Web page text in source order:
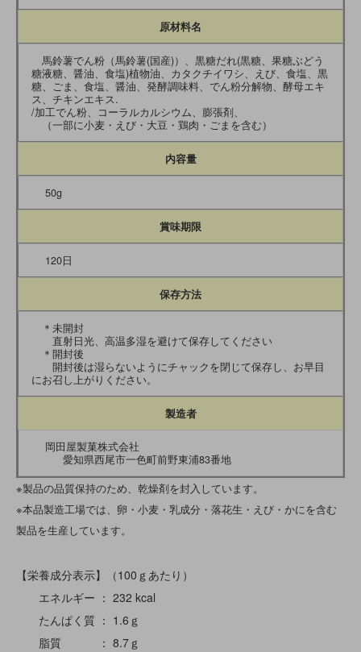
原材料名
馬鈴薯でん粉（馬鈴薯(国産)）、黒糖だれ(黒糖、果糖ぶどう
糖液糖、醤油、食塩)植物油、カタクチイワシ、えび、食塩、黒
糖、ごま、食塩、醤油、発酵調味料、でん粉分解物、酵母エキ
ス、チキンエキス.
/加工でん粉、コーラルカルシウム、膨張剤、
（一部に小麦・えび・大豆・鶏肉・ごまを含む）
内容量
50g
賞味期限
120日
保存方法
＊未開封
直射日光、高温多湿を避けて保存してください
＊開封後
開封後は湿らないようにチャックを閉じて保存し、お早目
にお召し上がりください。
製造者
岡田屋製菓株式会社
愛知県西尾市一色町前野東浦83番地
※製品の品質保持のため、乾燥剤を封入しています。
※本品製造工場では、卵・小麦・乳成分・落花生・えび・かにを含む
製品を生産しています。
【栄養成分表示】（100ｇあたり）
エネルギー ： 232 kcal
たんぱく質 ： 1.6ｇ
脂質 ： 8.7ｇ